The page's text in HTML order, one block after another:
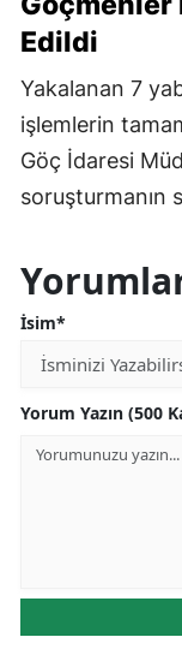
Edildi
Yakalanan 7
işlemlerin
Göç İdaresi
soruşturmanın
İsim*
Yorum Yazın (500